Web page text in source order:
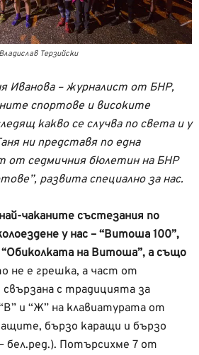
Терзийски
Иванова – журналист от БНР,
спортове и високите
какво се случва по света и у
ни представя по една
от седмичния бюлетин на БНР
развита специално за нас.
чаканите състезания по
у нас – “Витоша 100”,
на Витоша”, а също
не е грешка, а част от
свързана с традицията за
и “Ж” на клавиатурата от
бързо каращи и бързо
бел.ред.). Потърсихме 7 от